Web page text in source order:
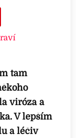
tam
viróza a
V lepším
a léčiv